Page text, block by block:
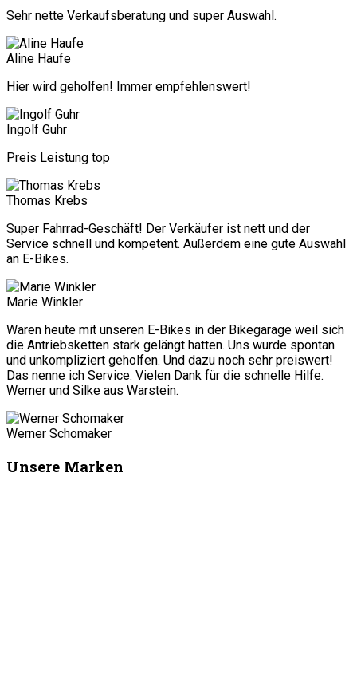
Sehr nette Verkaufsberatung und super Auswahl.
Aline Haufe
Hier wird geholfen! Immer empfehlenswert!
Ingolf Guhr
Preis Leistung top
Thomas Krebs
Super Fahrrad-Geschäft! Der Verkäufer ist nett und der
Service schnell und kompetent. Außerdem eine gute Auswahl
an E-Bikes.
Marie Winkler
Waren heute mit unseren E-Bikes in der Bikegarage weil sich
die Antriebsketten stark gelängt hatten. Uns wurde spontan
und unkompliziert geholfen. Und dazu noch sehr preiswert!
Das nenne ich Service. Vielen Dank für die schnelle Hilfe.
Werner und Silke aus Warstein.
Werner Schomaker
Unsere Marken